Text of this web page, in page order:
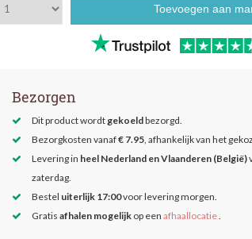
Toevoegen aan
Bezorgen
Dit product wordtgekoeldbezorgd.
Bezorgkosten vanaf€ 7.95, afhankelijk van het
Levering in heel Nederland en Vlaanderen (België)
zaterdag.
Bestel uiterlijk 17:00voor levering morgen.
Gratis afhalen mogelijkop een afhaallocatie.